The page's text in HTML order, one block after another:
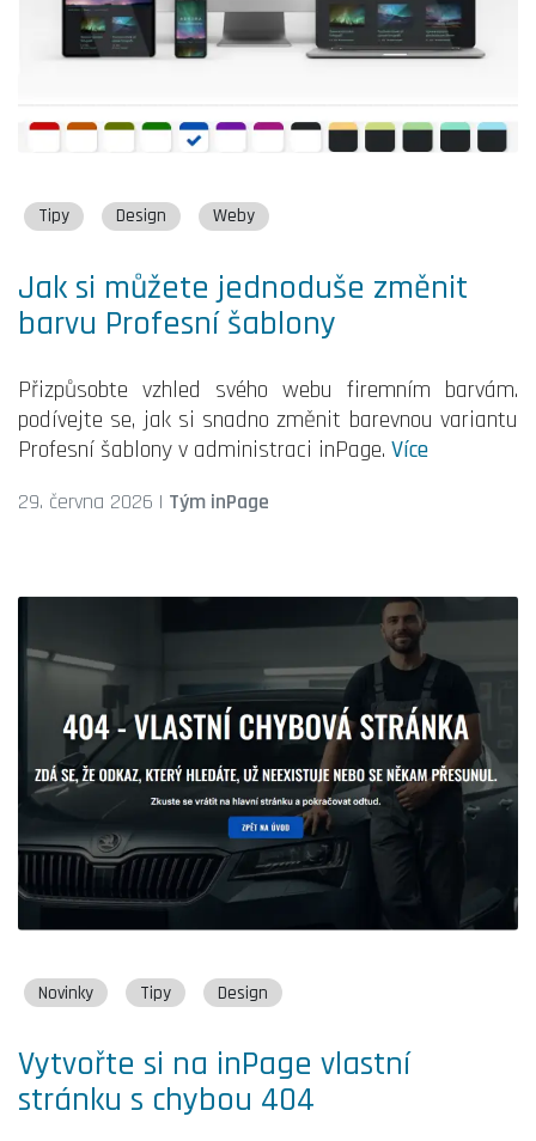
Tipy Design Weby
Jak si můžete jednoduše změnit
barvu Profesní šablony
Přizpůsobte vzhled svého webu firemním barvám.
podívejte se, jak si snadno změnit barevnou variantu
Profesní šablony v administraci inPage. Více
29. června 2026 | Tým inPage
Novinky Tipy Design
Vytvořte si na inPage vlastní
stránku s chybou 404